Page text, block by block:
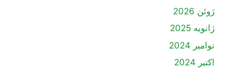
ژوئن 2026
ژانویه 2025
نوامبر 2024
اکتبر 2024